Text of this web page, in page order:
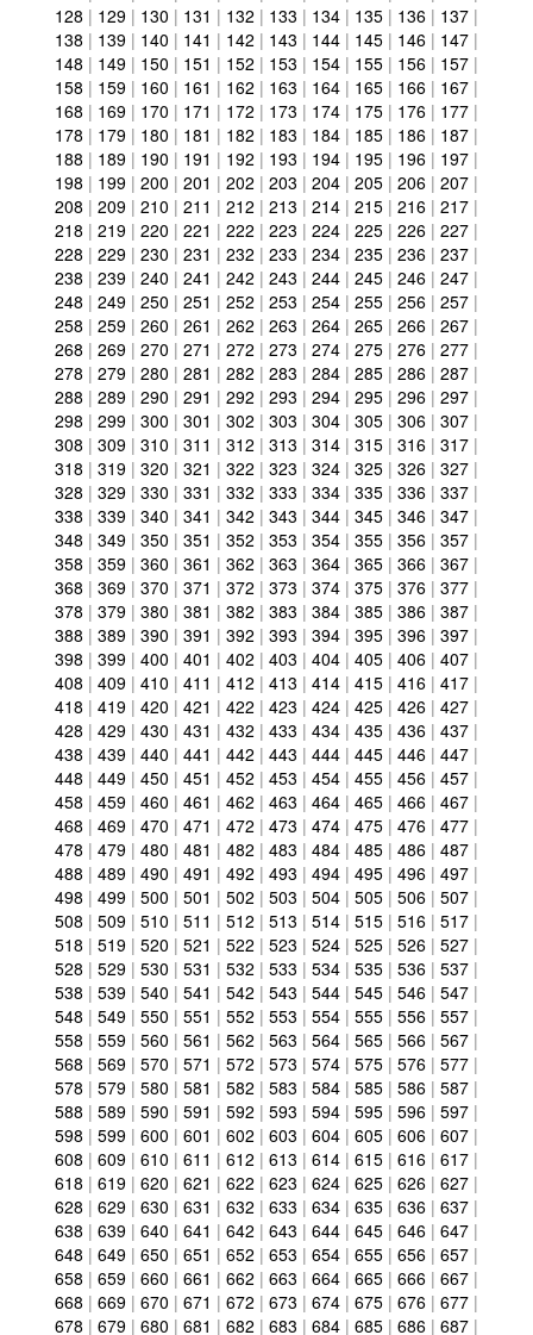
128 | 129 | 130 | 131 | 132 | 133 | 134 | 135 | 136 | 137 |
138 | 139 | 140 | 141 | 142 | 143 | 144 | 145 | 146 | 147 |
148 | 149 | 150 | 151 | 152 | 153 | 154 | 155 | 156 | 157 |
158 | 159 | 160 | 161 | 162 | 163 | 164 | 165 | 166 | 167 |
168 | 169 | 170 | 171 | 172 | 173 | 174 | 175 | 176 | 177 |
178 | 179 | 180 | 181 | 182 | 183 | 184 | 185 | 186 | 187 |
188 | 189 | 190 | 191 | 192 | 193 | 194 | 195 | 196 | 197 |
198 | 199 | 200 | 201 | 202 | 203 | 204 | 205 | 206 | 207 |
208 | 209 | 210 | 211 | 212 | 213 | 214 | 215 | 216 | 217 |
218 | 219 | 220 | 221 | 222 | 223 | 224 | 225 | 226 | 227 |
228 | 229 | 230 | 231 | 232 | 233 | 234 | 235 | 236 | 237 |
238 | 239 | 240 | 241 | 242 | 243 | 244 | 245 | 246 | 247 |
248 | 249 | 250 | 251 | 252 | 253 | 254 | 255 | 256 | 257 |
258 | 259 | 260 | 261 | 262 | 263 | 264 | 265 | 266 | 267 |
268 | 269 | 270 | 271 | 272 | 273 | 274 | 275 | 276 | 277 |
278 | 279 | 280 | 281 | 282 | 283 | 284 | 285 | 286 | 287 |
288 | 289 | 290 | 291 | 292 | 293 | 294 | 295 | 296 | 297 |
298 | 299 | 300 | 301 | 302 | 303 | 304 | 305 | 306 | 307 |
308 | 309 | 310 | 311 | 312 | 313 | 314 | 315 | 316 | 317 |
318 | 319 | 320 | 321 | 322 | 323 | 324 | 325 | 326 | 327 |
328 | 329 | 330 | 331 | 332 | 333 | 334 | 335 | 336 | 337 |
338 | 339 | 340 | 341 | 342 | 343 | 344 | 345 | 346 | 347 |
348 | 349 | 350 | 351 | 352 | 353 | 354 | 355 | 356 | 357 |
358 | 359 | 360 | 361 | 362 | 363 | 364 | 365 | 366 | 367 |
368 | 369 | 370 | 371 | 372 | 373 | 374 | 375 | 376 | 377 |
378 | 379 | 380 | 381 | 382 | 383 | 384 | 385 | 386 | 387 |
388 | 389 | 390 | 391 | 392 | 393 | 394 | 395 | 396 | 397 |
398 | 399 | 400 | 401 | 402 | 403 | 404 | 405 | 406 | 407 |
408 | 409 | 410 | 411 | 412 | 413 | 414 | 415 | 416 | 417 |
418 | 419 | 420 | 421 | 422 | 423 | 424 | 425 | 426 | 427 |
428 | 429 | 430 | 431 | 432 | 433 | 434 | 435 | 436 | 437 |
438 | 439 | 440 | 441 | 442 | 443 | 444 | 445 | 446 | 447 |
448 | 449 | 450 | 451 | 452 | 453 | 454 | 455 | 456 | 457 |
458 | 459 | 460 | 461 | 462 | 463 | 464 | 465 | 466 | 467 |
468 | 469 | 470 | 471 | 472 | 473 | 474 | 475 | 476 | 477 |
478 | 479 | 480 | 481 | 482 | 483 | 484 | 485 | 486 | 487 |
488 | 489 | 490 | 491 | 492 | 493 | 494 | 495 | 496 | 497 |
498 | 499 | 500 | 501 | 502 | 503 | 504 | 505 | 506 | 507 |
508 | 509 | 510 | 511 | 512 | 513 | 514 | 515 | 516 | 517 |
518 | 519 | 520 | 521 | 522 | 523 | 524 | 525 | 526 | 527 |
528 | 529 | 530 | 531 | 532 | 533 | 534 | 535 | 536 | 537 |
538 | 539 | 540 | 541 | 542 | 543 | 544 | 545 | 546 | 547 |
548 | 549 | 550 | 551 | 552 | 553 | 554 | 555 | 556 | 557 |
558 | 559 | 560 | 561 | 562 | 563 | 564 | 565 | 566 | 567 |
568 | 569 | 570 | 571 | 572 | 573 | 574 | 575 | 576 | 577 |
578 | 579 | 580 | 581 | 582 | 583 | 584 | 585 | 586 | 587 |
588 | 589 | 590 | 591 | 592 | 593 | 594 | 595 | 596 | 597 |
598 | 599 | 600 | 601 | 602 | 603 | 604 | 605 | 606 | 607 |
608 | 609 | 610 | 611 | 612 | 613 | 614 | 615 | 616 | 617 |
618 | 619 | 620 | 621 | 622 | 623 | 624 | 625 | 626 | 627 |
628 | 629 | 630 | 631 | 632 | 633 | 634 | 635 | 636 | 637 |
638 | 639 | 640 | 641 | 642 | 643 | 644 | 645 | 646 | 647 |
648 | 649 | 650 | 651 | 652 | 653 | 654 | 655 | 656 | 657 |
658 | 659 | 660 | 661 | 662 | 663 | 664 | 665 | 666 | 667 |
668 | 669 | 670 | 671 | 672 | 673 | 674 | 675 | 676 | 677 |
678 | 679 | 680 | 681 | 682 | 683 | 684 | 685 | 686 | 687 |